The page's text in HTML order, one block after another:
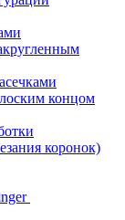
концом
коронок)